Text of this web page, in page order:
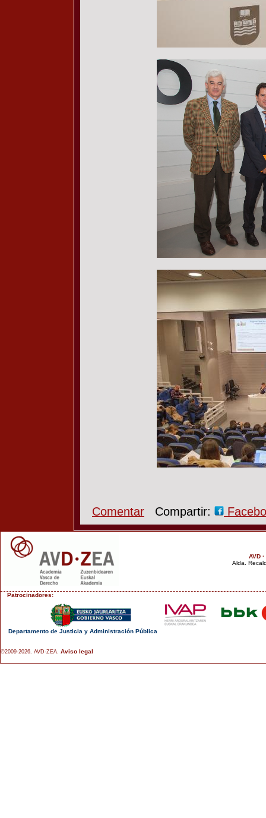
Comentar Compartir:
AVD
Alda.
Patrocinadores:
Departamento de Justicia y Administración Pública
©2009-2026. AVD-ZEA. Aviso legal